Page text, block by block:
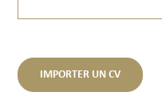
IMPORTER UN CV